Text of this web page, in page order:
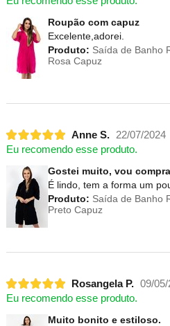
Roupão com capuz
Excelente,adorei.
Produto: Saída de Banho
Rosa Capuz
Anne S.
22/07/2024
Eu recomendo esse produto.
Gostei muito, vou
É lindo, tem a forma um
Produto: Saída de Banho
Preto Capuz
Rosangela P. 09/05/
Eu recomendo esse produto.
Muito bonito e estiloso.